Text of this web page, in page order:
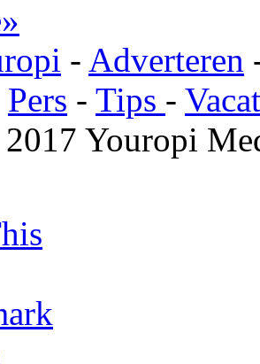
- Adverteren
Pers - Tips -
Youropi